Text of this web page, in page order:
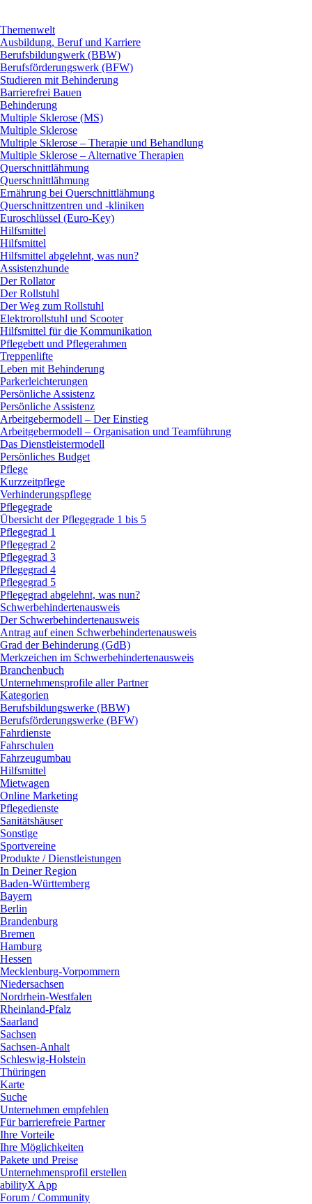
Themenwelt
Ausbildung, Beruf und Karriere
Berufsbildungwerk (BBW)
Berufsförderungswerk (BFW)
Studieren mit Behinderung
Barrierefrei Bauen
Behinderung
Multiple Sklerose (MS)
Multiple Sklerose
Multiple Sklerose – Therapie und Behandlung
Multiple Sklerose – Alternative Therapien
Querschnittlähmung
Querschnittlähmung
Ernährung bei Querschnittlähmung
Querschnittzentren und -kliniken
Euroschlüssel (Euro-Key)
Hilfsmittel
Hilfsmittel
Hilfsmittel abgelehnt, was nun?
Assistenzhunde
Der Rollator
Der Rollstuhl
Der Weg zum Rollstuhl
Elektrorollstuhl und Scooter
Hilfsmittel für die Kommunikation
Pflegebett und Pflegerahmen
Treppenlifte
Leben mit Behinderung
Parkerleichterungen
Persönliche Assistenz
Persönliche Assistenz
Arbeitgebermodell – Der Einstieg
Arbeitgebermodell – Organisation und Teamführung
Das Dienstleistermodell
Persönliches Budget
Pflege
Kurzzeitpflege
Verhinderungspflege
Pflegegrade
Übersicht der Pflegegrade 1 bis 5
Pflegegrad 1
Pflegegrad 2
Pflegegrad 3
Pflegegrad 4
Pflegegrad 5
Pflegegrad abgelehnt, was nun?
Schwerbehindertenausweis
Der Schwerbehindertenausweis
Antrag auf einen Schwerbehindertenausweis
Grad der Behinderung (GdB)
Merkzeichen im Schwerbehindertenausweis
Branchenbuch
Unternehmensprofile aller Partner
Kategorien
Berufsbildungswerke (BBW)
Berufsförderungswerke (BFW)
Fahrdienste
Fahrschulen
Fahrzeugumbau
Hilfsmittel
Mietwagen
Online Marketing
Pflegedienste
Sanitätshäuser
Sonstige
Sportvereine
Produkte / Dienstleistungen
In Deiner Region
Baden-Württemberg
Bayern
Berlin
Brandenburg
Bremen
Hamburg
Hessen
Mecklenburg-Vorpommern
Niedersachsen
Nordrhein-Westfalen
Rheinland-Pfalz
Saarland
Sachsen
Sachsen-Anhalt
Schleswig-Holstein
Thüringen
Karte
Suche
Unternehmen empfehlen
Für barrierefreie Partner
Ihre Vorteile
Ihre Möglichkeiten
Pakete und Preise
Unternehmensprofil erstellen
abilityX App
Forum / Community